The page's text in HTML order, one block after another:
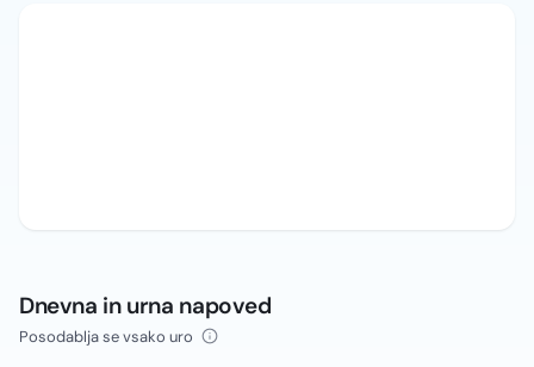
Dnevna in urna napoved
Posodablja se vsako uro